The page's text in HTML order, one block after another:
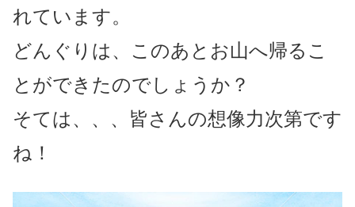
れています。
どんぐりは、このあとお山へ帰るこ
とができたのでしょうか？
そては、、、皆さんの想像力次第です
ね！